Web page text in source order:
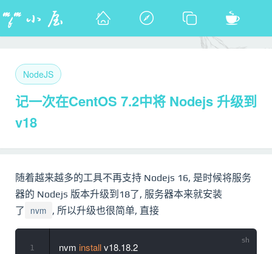
NodeJS
记一次在CentOS 7.2中将 Nodejs 升级到
v18
随着越来越多的工具不再支持 Nodejs 16, 是时候将服务
器的 Nodejs 版本升级到18了, 服务器本来就安装
了
nvm , 所以升级也很简单, 直接
nvm install v18.18.2
1